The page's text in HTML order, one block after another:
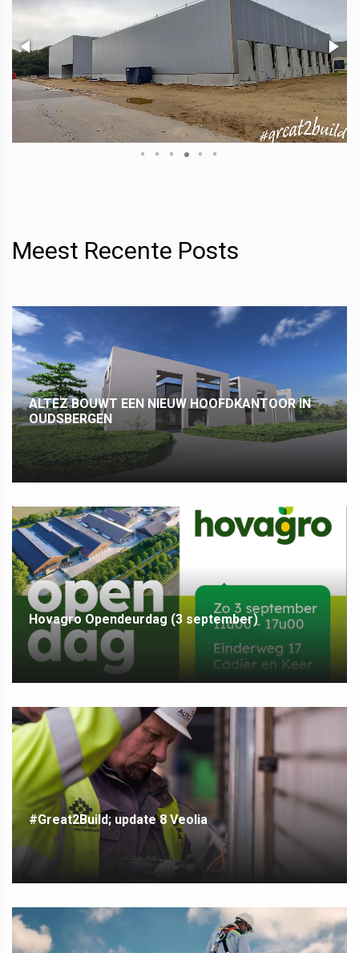
Meest Recente Posts
ALTEZ BOUWT EEN NIEUW HOOFDKANTOOR IN
OUDSBERGEN
Hovagro Opendeurdag (3 september)
#Great2Build; update 8 Veolia